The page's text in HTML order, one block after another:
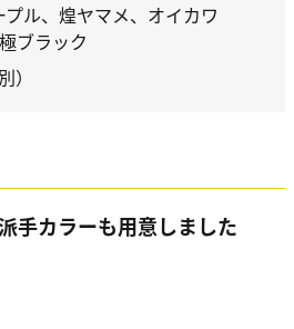
プル、煌ヤマメ、オイカワ
ブラック
）
手カラーも用意しました